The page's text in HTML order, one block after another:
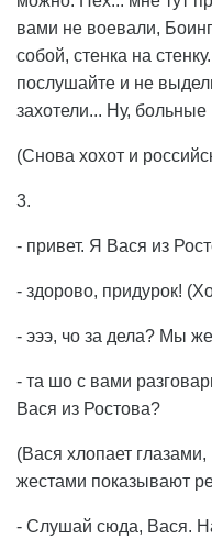
вами не воевали,
собой, стенка на
послушайте и не
захотели... Ну, больные
(Снова хохот и
3.
- привет. Я Вася из
- здорово, придурок!
- эээ, чо за дела? Мы
- та шо с вами
Вася из Ростова?
(Вася хлопает
жестами показывают
- Слушай сюда, Вася.